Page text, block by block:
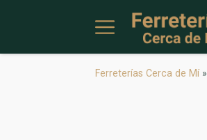
Ferreterías Cerca de Mí»